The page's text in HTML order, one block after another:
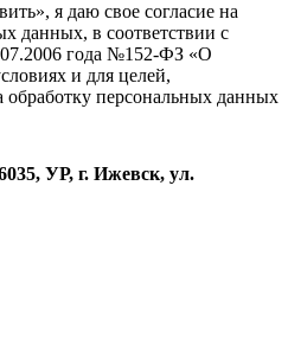
я даю свое согласие на
данных, в соответствии с
года №152-ФЗ «О
и для целей,
персональных данных
УР, г. Ижевск, ул.